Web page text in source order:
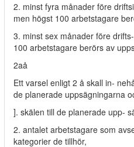
2. minst fyra månader före
men högst 100 arbetstagare
3. minst sex månader före
100 arbetstagare berörs av
2aå
Ett varsel enligt 2 å skall in-
de planerade uppsägningarna
]. skälen till de planerade upp-
2. antalet arbetstagare som
kategorier de tillhör,